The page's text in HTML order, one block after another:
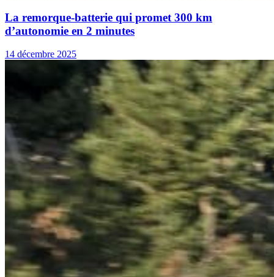
La remorque-batterie qui promet 300 km
d’autonomie en 2 minutes
14 décembre 2025